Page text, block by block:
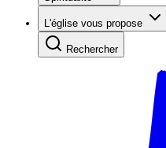
L'église vous propose
Rechercher